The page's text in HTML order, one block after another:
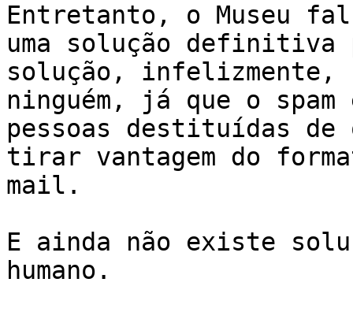
Entretanto, o Museu
uma solução definitiva
solução, infelizmente,
ninguém, já que o
pessoas destituídas de
tirar vantagem do
mail.
E ainda não existe
humano.